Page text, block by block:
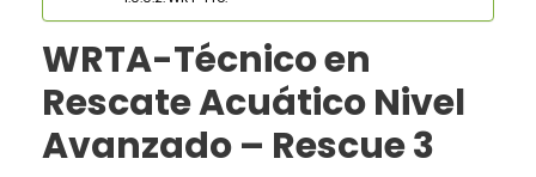
WRTA-Técnico en
Rescate Acuático Nivel
Avanzado – Rescue 3